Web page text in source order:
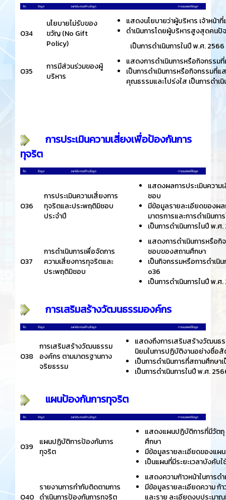
O34
นโยบายไม่รับของ
ขวัญ (No Gift
Policy)
แสดงนโยบายว่าผู้บริหาร เจ้าหน้
ดำเนินการโดยผู้บริหารสูงสุดคนปั
เป็นการดำเนินการในปี พ.ศ. 2566
O35
การมีส่วนร่วมของผู้
บริหาร
แสดงการดำเนินการหรือกิจกรร
เป็นการดำเนินการหรือกิจกรรมที่
คุณธรรมและโปร่งใส เป็นการดำเ
การประเมินความเสี่ยงเพื่อป้องกันการ
ทุจริต
O36
การประเมินความเสี่ยงการ
ทุจริตและประพฤติมิชอบ
ประจำปี
แสดงผลการประเมินความ
ชอบ
มีข้อมูลรายละเอียดของผ
มาตรการและการดำเนินก
เป็นการดำเนินการในปี พ.ศ
O37
การดำเนินการเพื่อจัดการ
ความเสี่ยงการทุจริตและ
ประพฤติมิชอบ
แสดงการดำเนินการหรือ
ชอบของสถานศึกษา
เป็นกิจกรรมหรือการดำเนิ
o36
เป็นการดำเนินการในปี พ.ศ
การเสริมสร้างวัฒนธรรมองค์กร
O38
การเสริมสร้างวัฒนธรรม
องค์กร ตามมาตรฐานทาง
จริยธรรม
แสดงถึงการเสริมสร้างวัฒนธร
นิยมในการปฏิบัติงานอย่างซื่อ
เป็นการดำเนินการที่สถานศึกษา
เป็นการดำเนินการในปี พ.ศ.
แผนป้องกันการทุจริต
O39
แผนปฏิบัติการป้องกันการ
ทุจริต
แสดงแผนปฏิบัติการที่มีวัต
ศึกษา
มีข้อมูลรายละเอียดของแผ
เป็นแผนที่มีระยะเวลาบังคั
O40
รายงานการกำกับติดตามการ
ดำเนินการป้องกันการทุจริต
แสดงความก้าวหน้าในการ
มีข้อมูลรายละเอียดความ ก้
และราย ละเอียดงบประมาณ